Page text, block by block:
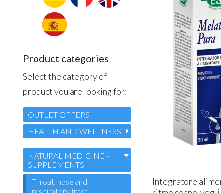
Integratore
Product categories
Select the category of
product you are looking for:
OUTLET OFFERS
HEALTH AND WELLNESS
NATURAL MEDICINE -
SUPPLEMENTS
Throat, nose and
respiratory tract